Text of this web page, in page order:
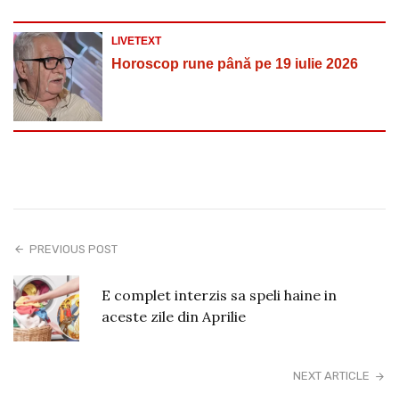
LIVETEXT
Horoscop rune până pe 19 iulie 2026
PREVIOUS POST
E complet interzis sa speli haine in
aceste zile din Aprilie
NEXT ARTICLE